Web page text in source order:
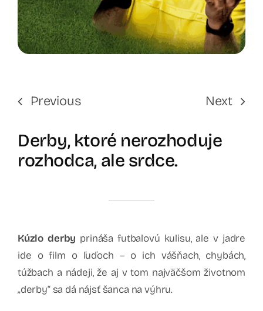
Previous Next
Derby, ktoré nerozhoduje
rozhodca, ale srdce.
Kúzlo derby prináša futbalovú kulisu, ale v jadre
ide o film o ľuďoch – o ich vášňach, chybách,
túžbach a nádeji, že aj v tom najväčšom životnom
„derby“ sa dá nájsť šanca na výhru.